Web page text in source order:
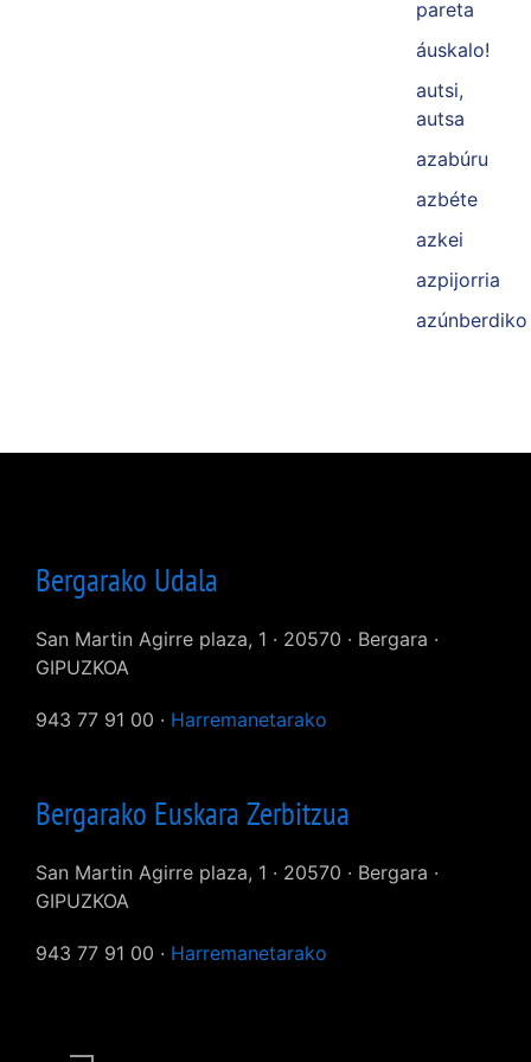
pareta
áuskalo!
autsi,
autsa
azabúru
azbéte
azkei
azpijorria
azúnberdiko
Bergarako Udala
San Martin Agirre plaza, 1 · 20570 · Bergara ·
GIPUZKOA
943 77 91 00 · Harremanetarako
Bergarako Euskara Zerbitzua
San Martin Agirre plaza, 1 · 20570 · Bergara ·
GIPUZKOA
943 77 91 00 · Harremanetarako
User